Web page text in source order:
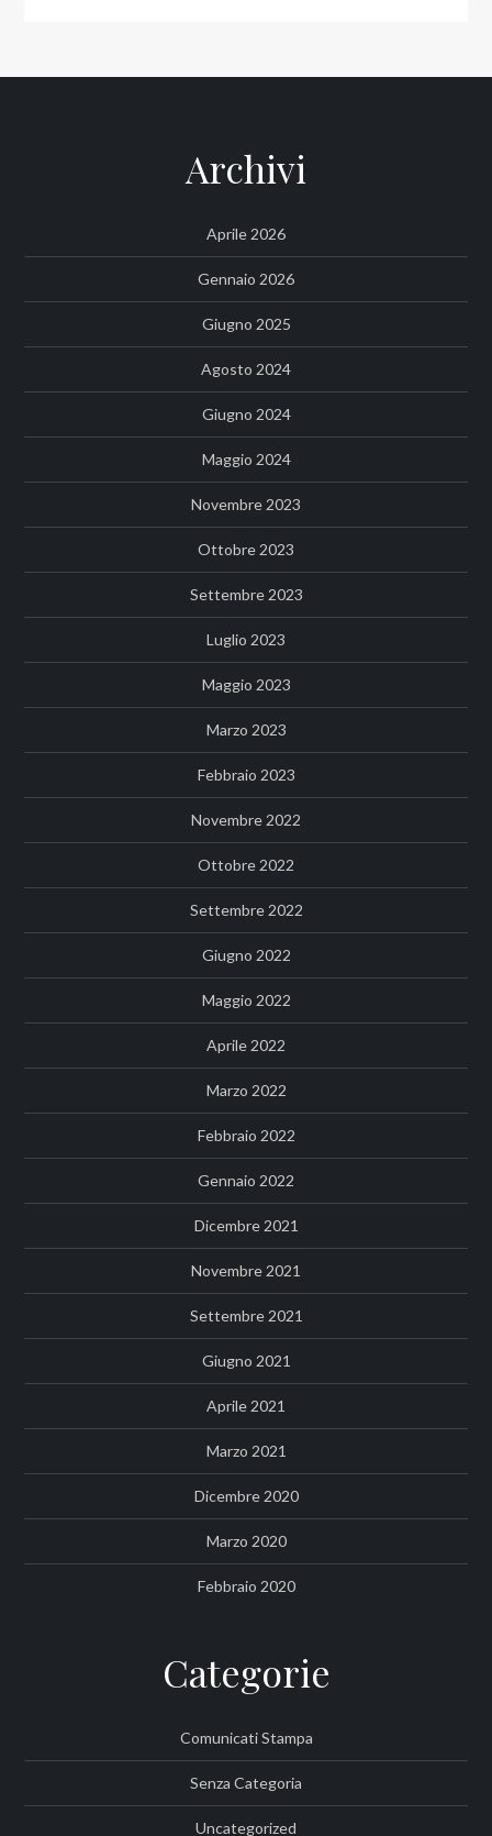
Archivi
Aprile 2026
Gennaio 2026
Giugno 2025
Agosto 2024
Giugno 2024
Maggio 2024
Novembre 2023
Ottobre 2023
Settembre 2023
Luglio 2023
Maggio 2023
Marzo 2023
Febbraio 2023
Novembre 2022
Ottobre 2022
Settembre 2022
Giugno 2022
Maggio 2022
Aprile 2022
Marzo 2022
Febbraio 2022
Gennaio 2022
Dicembre 2021
Novembre 2021
Settembre 2021
Giugno 2021
Aprile 2021
Marzo 2021
Dicembre 2020
Marzo 2020
Febbraio 2020
Categorie
Comunicati Stampa
Senza Categoria
Uncategorized